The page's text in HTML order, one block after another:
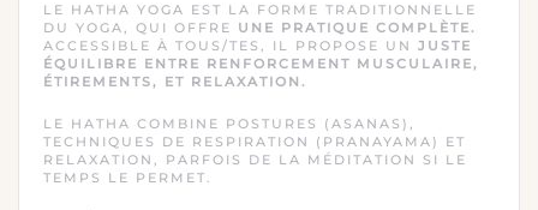
LE HATHA YOGA EST LA FORME TRADITIONNELLE
DU YOGA, QUI OFFRE UNE PRATIQUE COMPLÈTE.
ACCESSIBLE À TOUS/TES, IL PROPOSE UN JUSTE
ÉQUILIBRE ENTRE RENFORCEMENT MUSCULAIRE,
ÉTIREMENTS, ET RELAXATION.
LE HATHA COMBINE POSTURES (ASANAS),
TECHNIQUES DE RESPIRATION (PRANAYAMA) ET
RELAXATION, PARFOIS DE LA MÉDITATION SI LE
TEMPS LE PERMET.